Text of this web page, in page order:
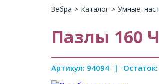
Зебра > Каталог > Умные,
Пазлы 160
Артикул: 94094 | Остаток: